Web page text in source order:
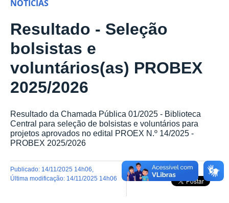
NOTÍCIAS
Resultado - Seleção
bolsistas e
voluntários(as) PROBEX
2025/2026
Resultado da Chamada Pública 01/2025 - Biblioteca
Central para seleção de bolsistas e voluntários para
projetos aprovados no edital PROEX N.º 14/2025 -
PROBEX 2025/2026
publicado: 14/11/2025 14h06
última modificação: 14/11/2025 14h06